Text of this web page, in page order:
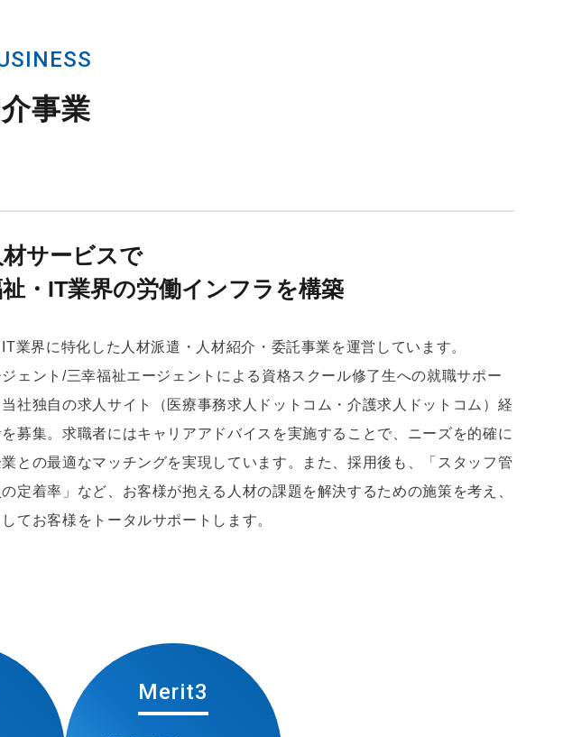
事業
サービスで
・IT業界の労働インフラ を構築
業界に特化した人材派遣・人材紹介・委託事業を運営しています。
ェント/三幸福祉エージェントによる資格スクール修了生への就職サポー
当社独自の求人サイト（医療事務求人ドットコム・介護求人ドットコム）経
募集。求職者にはキャリアアドバイスを実施することで、ニーズを的確に
との最適なマッチングを実現しています。また、採用後も、「スタッフ管
定着率」など、お客様が抱える人材の課題を解決するための施策を考え、
てお客様をトータルサポートします。
Merit3